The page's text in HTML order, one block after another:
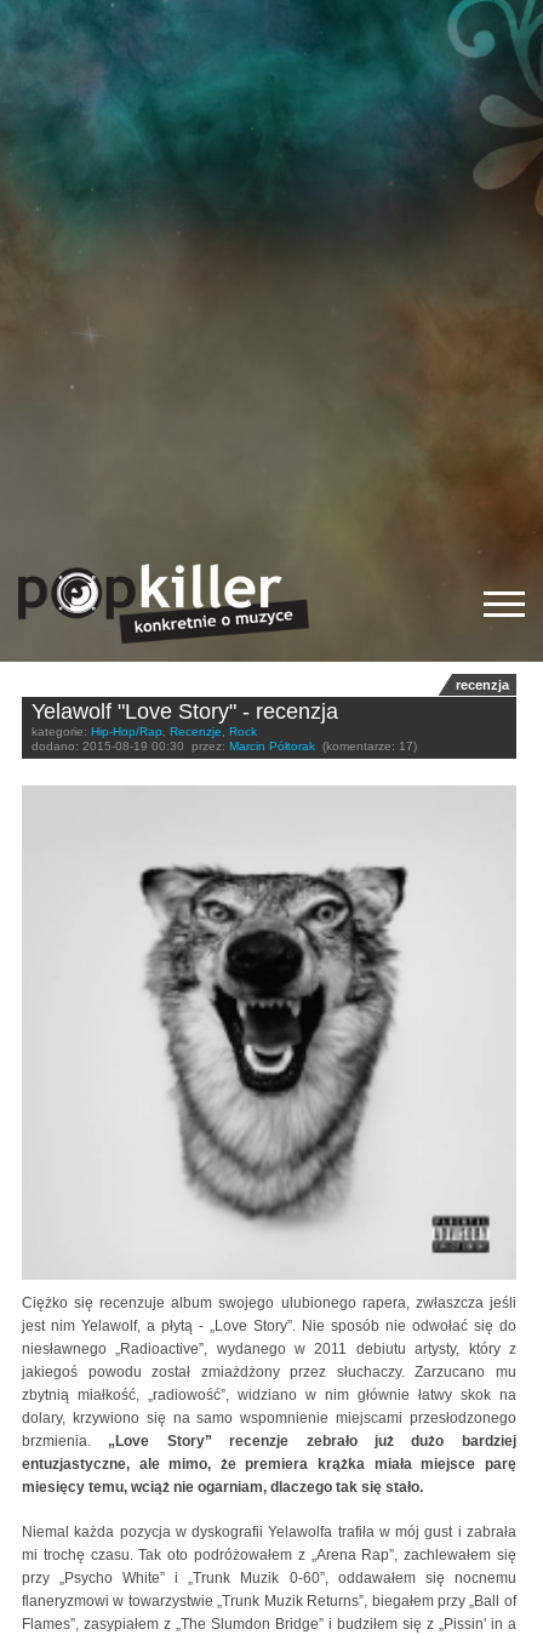
recenzja
Yelawolf "Love Story" - recenzja
kategorie: Hip-Hop/Rap, Recenzje, Rock
dodano: 2015-08-19 00:30 przez: Marcin Półtorak (komentarze: 17)
Ciężko się recenzuje album swojego ulubionego rapera, zwłaszcza jeśli
jest nim Yelawolf, a płytą - „Love Story”. Nie sposób nie odwołać się do
niesławnego „Radioactive”, wydanego w 2011 debiutu artysty, który z
jakiegoś powodu został zmiażdżony przez słuchaczy. Zarzucano mu
zbytnią miałkość, „radiowość”, widziano w nim głównie łatwy skok na
dolary, krzywiono się na samo wspomnienie miejscami przesłodzonego
brzmienia. „Love Story” recenzje zebrało już dużo bardziej
entuzjastyczne, ale mimo, że premiera krążka miała miejsce parę
miesięcy temu, wciąż nie ogarniam, dlaczego tak się stało.
Niemal każda pozycja w dyskografii Yelawolfa trafiła w mój gust i zabrała
mi trochę czasu. Tak oto podróżowałem z „Arena Rap”, zachlewałem się
przy „Psycho White” i „Trunk Muzik 0-60”, oddawałem się nocnemu
flaneryzmowi w towarzystwie „Trunk Muzik Returns”, biegałem przy „Ball of
Flames”, zasypiałem z „The Slumdon Bridge” i budziłem się z „Pissin' in a